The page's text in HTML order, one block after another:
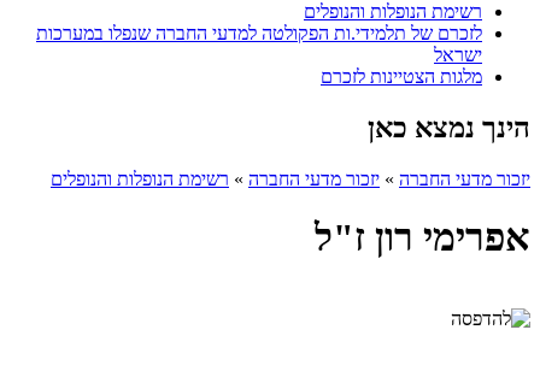
רשימת הנופלות והנופלים
לזכרם של תלמידי.ות הפקולטה למדעי החברה שנפלו במערכות
ישראל
מלגות הצטיינות לזכרם
הינך נמצא כאן
יזכור מדעי החברה » יזכור מדעי החברה » רשימת הנופלות והנופלים
אפרימי רון ז"ל